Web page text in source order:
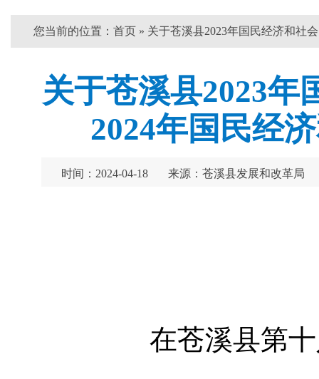
您当前的位置： 首页 » 关于苍溪县2023年国民经济和社
关于苍溪县2023年
2024年国民经
时间：2024-04-18 来源：苍溪县发展和改革局
在苍溪县第